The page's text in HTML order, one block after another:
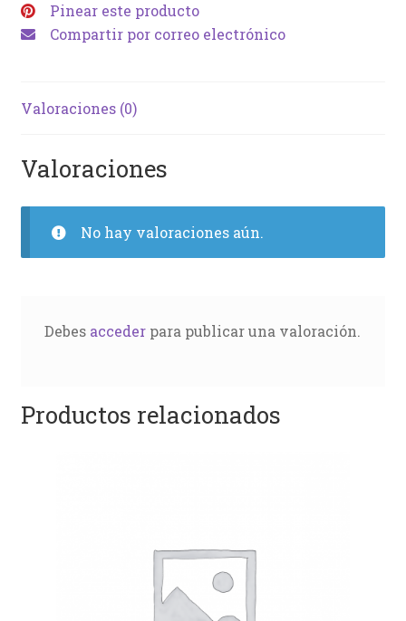
Pinear este producto
Compartir por correo electrónico
Valoraciones (0)
Valoraciones
No hay valoraciones aún.
Debes accederpara publicar una valoración.
Productos relacionados